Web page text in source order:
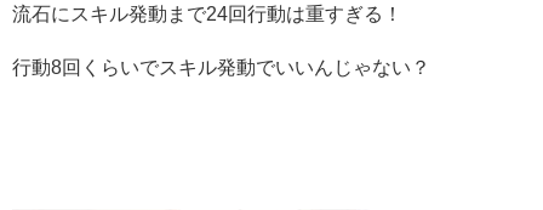
流石にスキル発動まで24回行動は重すぎる！
行動8回くらいでスキル発動でいいんじゃない？